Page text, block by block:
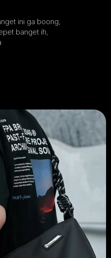
ini ga boong,
banget ih,